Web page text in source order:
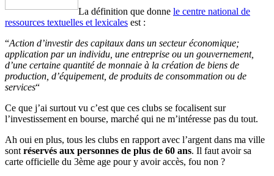
La définition que donne le centre national de
ressources textuelles et lexicales est :
“Action d’investir des capitaux dans un secteur économique;
application par un individu, une entreprise ou un gouvernement,
d’une certaine quantité de monnaie à la création de biens de
production, d’équipement, de produits de consommation ou de
services“
Ce que j’ai surtout vu c’est que ces clubs se focalisent sur
l’investissement en bourse, marché qui ne m’intéresse pas du tout.
Ah oui en plus, tous les clubs en rapport avec l’argent dans ma ville
sont réservés aux personnes de plus de 60 ans. Il faut avoir sa
carte officielle du 3ème age pour y avoir accès, fou non ?